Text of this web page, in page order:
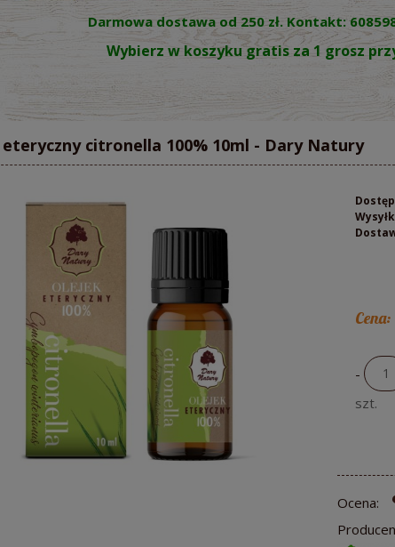
Darmowa dostawa od 250 zł. Kontakt:
Wybierz w koszyku gratis za 1 grosz
citronella 100% 10ml - Dary Natury
Cena:
-
szt.
Ocena: